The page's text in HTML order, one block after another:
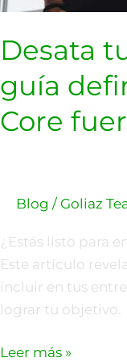
Desata
guía
Core
Blog / Goliaz
¿Estás listo para
Este artículo
incluir en tus
lograr tu objetivo.
fuerte
Leer más »